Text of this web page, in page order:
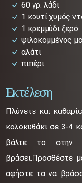
60 γρ. λάδι
1 κουτί χυμός
1 κρεμμύδι ξερό
ψιλοκομμένος
αλάτι
πιπέρι
Εκτέλεση
Πλύνετε και
κολοκυθάκι σε 3-4
βάλτε το στην
βράσει.Προσθέστε
αφήστε τα να